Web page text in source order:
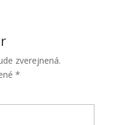
zverejnená.
*